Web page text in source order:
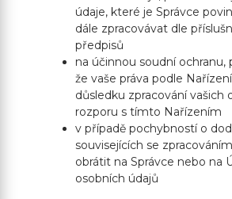
údaje, které je Správce
dále zpracovávat dle
předpisů
na účinnou soudní
že vaše práva podle
důsledku zpracování vašich
rozporu s tímto Nařízením
v případě pochybností o
souvisejících se
obrátit na Správce nebo na
osobních údajů